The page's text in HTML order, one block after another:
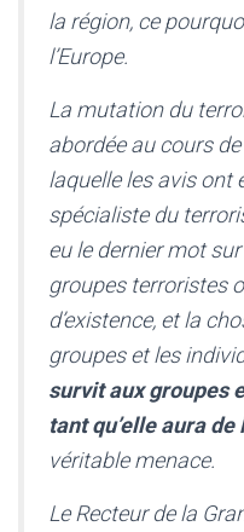
la région, ce
l’Europe.
La mutation du
abordée au cours
laquelle les avis ont
spécialiste du
eu le dernier mot
groupes terroristes
d’existence, et la
groupes et les
survit aux groupes
tant qu’elle aura de
véritable menace.
Le Recteur de la